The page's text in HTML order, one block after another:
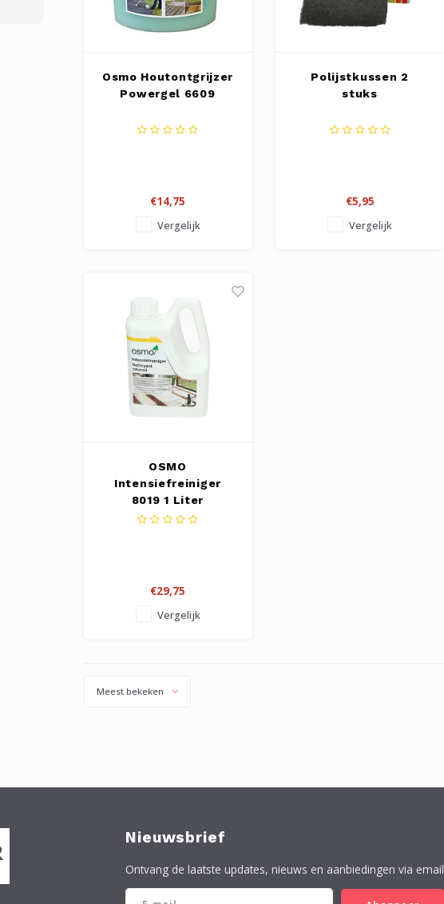
Osmo Houtontgrijzer
Powergel 6609
€14,75
Vergelijk
Polijstkussen 2
stuks
€5,95
Vergelijk
OSMO
Intensiefreiniger
8019 1 Liter
€29,75
Vergelijk
Meest bekeken
Nieuwsbrief
Ontvang de laatste updates, nieuws en aanbiedingen via email